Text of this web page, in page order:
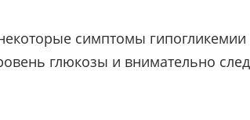
симптомы
глюкозы и внимательно